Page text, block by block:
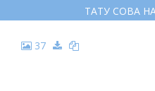
ТАТУ СОВА
37